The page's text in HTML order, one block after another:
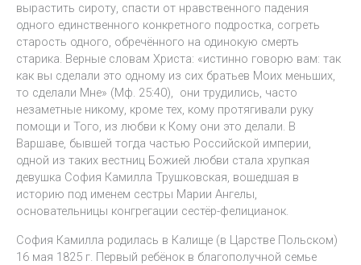
вырастить сироту, спасти от нравственного падения
одного единственного конкретного подростка, согреть
старость одного, обречённого на одинокую смерть
старика. Верные словам Христа: «истинно говорю вам: так
как вы сделали это одному из сих братьев Моих меньших,
то сделали Мне» (Мф. 25:40), они трудились, часто
незаметные никому, кроме тех, кому протягивали руку
помощи и Того, из любви к Кому они это делали. В
Варшаве, бывшей тогда частью Российской империи,
одной из таких вестниц Божией любви стала хрупкая
девушка София Камилла Трушковская, вошедшая в
историю под именем сестры Марии Ангелы,
основательницы конгрегации сестёр-фелицианок.
София Камилла родилась в Калище (в Царстве Польском)
16 мая 1825 г. Первый ребёнок в благополучной семье